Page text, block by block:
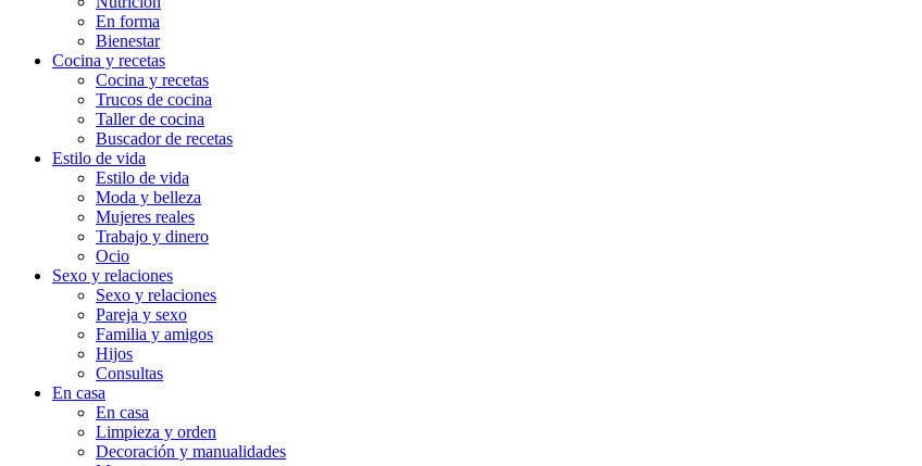
En forma
Bienestar
Cocina y recetas
Cocina y recetas
Trucos de cocina
Taller de cocina
Buscador de recetas
Estilo de vida
Estilo de vida
Moda y belleza
Mujeres reales
Trabajo y dinero
Ocio
Sexo y relaciones
Sexo y relaciones
Pareja y sexo
Familia y amigos
Hijos
Consultas
En casa
En casa
Limpieza y orden
Decoración y manualidades